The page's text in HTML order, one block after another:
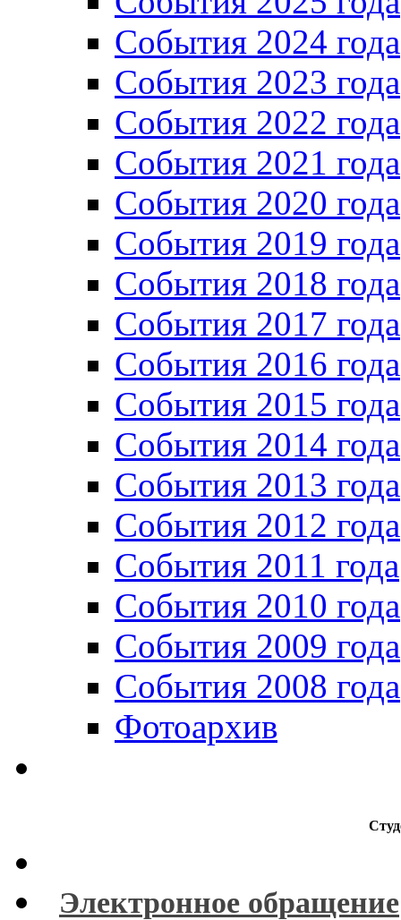
События 2024 года
События 2023 года
Cобытия 2022 года
Cобытия 2021 года
События 2020 года
События 2019 года
События 2018 года
События 2017 года
События 2016 года
События 2015 года
События 2014 года
События 2013 года
События 2012 года
События 2011 года
События 2010 года
События 2009 года
События 2008 года
Фотоархив
Электронное обращение